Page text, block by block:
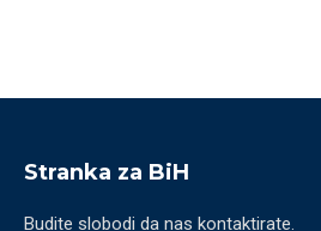
Stranka za BiH
Budite slobodi da nas kontaktirate.